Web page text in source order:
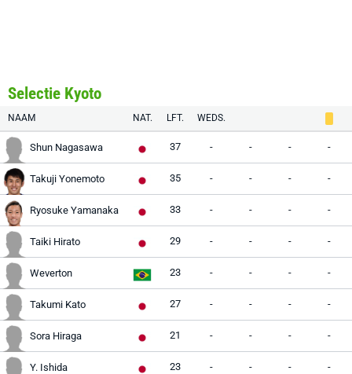
Selectie Kyoto
NAAM NAT. LFT. WEDS.
Shun Nagasawa 37 - - - -
Takuji Yonemoto 35 - - - -
Ryosuke Yamanaka 33 - - - -
Taiki Hirato 29 - - - -
Weverton 23 - - - -
Takumi Kato 27 - - - -
Sora Hiraga 21 - - - -
Y. Ishida 23 - - - -